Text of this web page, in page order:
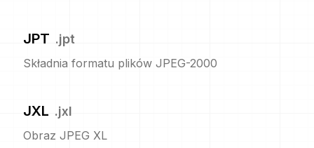
JPT .jpt
Składnia formatu plików JPEG-2000
JXL .jxl
Obraz JPEG XL